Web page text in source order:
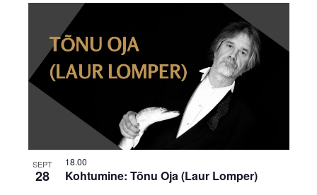
SEPT
28 Kohtumine: Tõnu Oja (Laur Lomper)
18.00